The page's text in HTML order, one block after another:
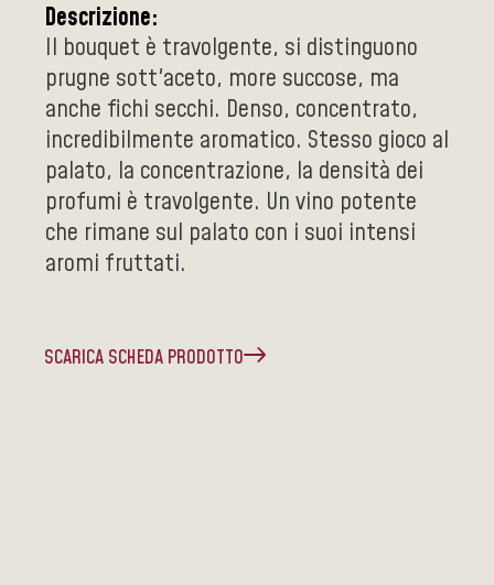
Descrizione:
Il bouquet è travolgente, si distinguono
prugne sott'aceto, more succose, ma
anche fichi secchi. Denso, concentrato,
incredibilmente aromatico. Stesso gioco al
palato, la concentrazione, la densità dei
profumi è travolgente. Un vino potente
che rimane sul palato con i suoi intensi
aromi fruttati.
SCARICA SCHEDA PRODOTTO